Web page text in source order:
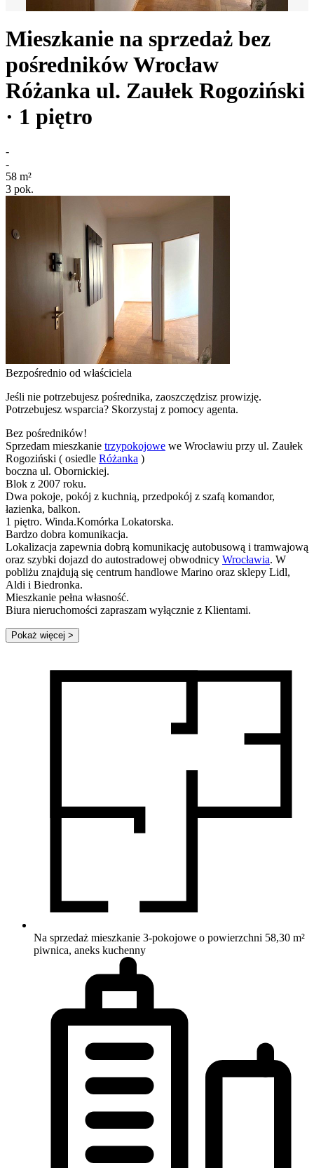
Mieszkanie na sprzedaż bez
pośrednikówWrocław
Różanka ul. Zaułek Rogoziński
· 1 piętro
-
-
58 m²
3 pok.
Bezpośrednio od właściciela
Jeśli nie potrzebujesz pośrednika, zaoszczędzisz prowizję.
Potrzebujesz wsparcia? Skorzystaj z pomocy agenta.
Bez pośredników!
Sprzedam mieszkanie trzypokojowe we Wrocławiu przy ul. Zaułek
Rogoziński ( osiedle Różanka )
boczna ul. Obornickiej.
Blok z 2007 roku.
Dwa pokoje, pokój z kuchnią, przedpokój z szafą komandor,
łazienka, balkon.
1 piętro. Winda.Komórka Lokatorska.
Bardzo dobra komunikacja.
Lokalizacja zapewnia dobrą komunikację autobusową i tramwajową
oraz szybki dojazd do autostradowej obwodnicy Wrocławia. W
pobliżu znajdują się centrum handlowe Marino oraz sklepy Lidl,
Aldi i Biedronka.
Mieszkanie pełna własność.
Biura nieruchomości zapraszam wyłącznie z Klientami.
Pokaż więcej >
Na sprzedaż mieszkanie 3-pokojowe o powierzchni 58,30 m²
piwnica, aneks kuchenny